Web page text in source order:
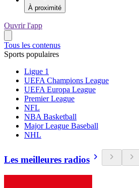
À proximité
Ouvrir l'app
Tous les contenus
Sports populaires
Ligue 1
UEFA Champions League
UEFA Europa League
Premier League
NFL
NBA Basketball
Major League Baseball
NHL
Les meilleures radios